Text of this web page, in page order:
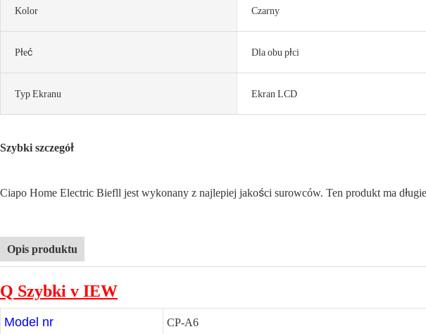
Kolor Czarny
Płeć Dla obu płci
Typ Ekranu Ekran LCD
Szybki szczegół
Ciapo Home Electric Biefll jest wykonany z najlepiej jakości surowców. Ten produkt ma
Opis produktu
Q Szybki v IEW
Model nr CP-A6